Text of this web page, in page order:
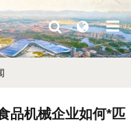
品机械企业如何*匹